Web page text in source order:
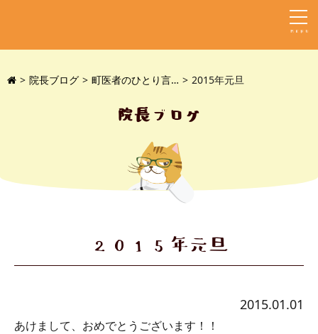
MENU
院長ブログ 町医者のひとり言… 2015年元旦
院長ブログ
2015年元旦
2015.01.01
あけまして、おめでとうございます！！